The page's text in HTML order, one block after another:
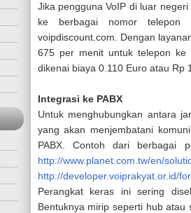
Jika pengguna VoIP di luar
ke berbagai nomor telepon
voipdiscount.com. Dengan
675 per menit untuk telepon ke
dikenai biaya 0.110 Euro atau Rp
Integrasi ke PABX
Untuk menghubungkan antara
yang akan menjembatani
PABX. Contoh dari berbagai
http://www.planet.com.tw/en/
http://developer.voiprakyat.or.id/
Perangkat keras ini sering
Bentuknya mirip seperti hub